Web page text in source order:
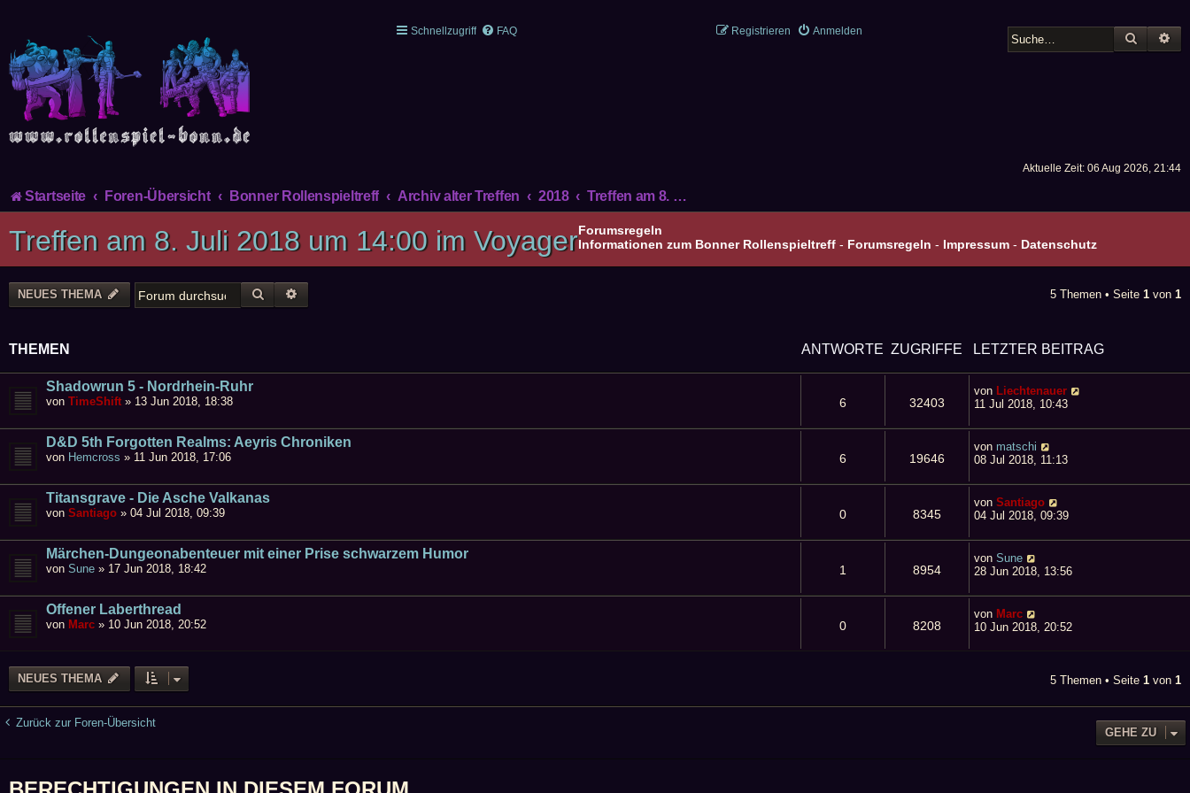
Schnellzugriff FAQ Anmelden
Registrieren
SUCHE
Startseite Foren-Übersicht Bonner Rollenspieltreff Archiv alter Treffen 2018 Treffen am 8. Juli 2018 um 14:00 im Voyager
Aktuelle Zeit: 06 Aug 2026, 21:44
Treffen am 8. Juli 2018 um 14:00 im VoyagerForumsregeln
Informationen zum Bonner Rollenspieltreff - Forumsregeln - Impressum - Datenschutz
NEUES THEMA SUCHE 5 Themen • Seite 1 von 1
THEMEN
ANTWORTE
N
ZUGRIFFE LETZTER BEITRAG
Shadowrun 5 - Nordrhein-Ruhr
von TimeShift » 13 Jun 2018, 18:38 6 32403
von Liechtenauer
11 Jul 2018, 10:43
D&D 5th Forgotten Realms: Aeyris Chroniken
von Hemcross » 11 Jun 2018, 17:06 6 19646
von matschi
08 Jul 2018, 11:13
Titansgrave - Die Asche Valkanas
von Santiago » 04 Jul 2018, 09:39 0 8345
von Santiago
04 Jul 2018, 09:39
Märchen-Dungeonabenteuer mit einer Prise schwarzem Humor
von Sune » 17 Jun 2018, 18:42 1 8954
von Sune
28 Jun 2018, 13:56
Offener Laberthread
von Marc » 10 Jun 2018, 20:52 0 8208
von Marc
10 Jun 2018, 20:52
NEUES THEMA 5 Themen • Seite 1 von 1
Zurück zur Foren-Übersicht
GEHE ZU